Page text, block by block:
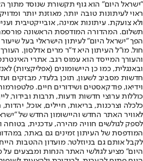
"ישראל היום" הוא גוף תקשורת שנוסד מתוך
ראוי לעיתונות טובה יותר, מאוזנת יותר
ולא צועקת. עיתונות אמינה, אובייקטיבית
הפך "ישראל היום" לעיתון הישראלי בעל
חול. מו"ל העיתון היא ד"ר מרים אדלסון.
והעורך המייסד הוא עמוס רגב. אתרי
חדשות מסביב לשעון, תוכן בלעדי, מבזקים
וידיאו, פודקאסטים ושידורים חיים.
כוללות ערוצי חדשות ודעות, תרבות ובידור,
לאוויר האתר החדש והיישומון החדש של
לספק לגולשים חוויה מהירה, עדכנית, בטוחה
המודפסת של העיתון זמינים גם באתר,
לקבל אותם גם בניוזלטר. מועדון ההטבות
היום" מציע לגולשי האתר הנחות ומבצעים על